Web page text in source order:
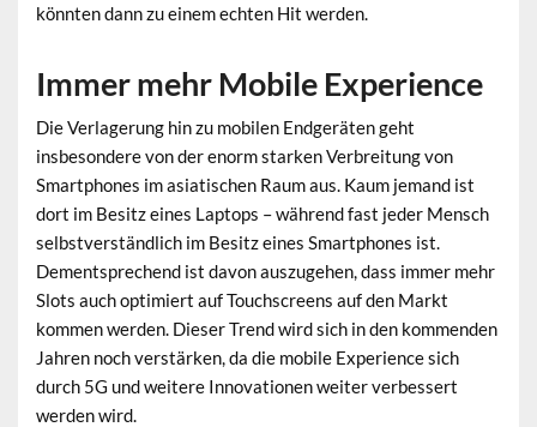
könnten dann zu einem echten Hit werden.
Immer mehr Mobile Experience
Die Verlagerung hin zu mobilen Endgeräten geht
insbesondere von der enorm starken Verbreitung von
Smartphones im asiatischen Raum aus. Kaum jemand ist
dort im Besitz eines Laptops – während fast jeder Mensch
selbstverständlich im Besitz eines Smartphones ist.
Dementsprechend ist davon auszugehen, dass immer mehr
Slots auch optimiert auf Touchscreens auf den Markt
kommen werden. Dieser Trend wird sich in den kommenden
Jahren noch verstärken, da die mobile Experience sich
durch 5G und weitere Innovationen weiter verbessert
werden wird.